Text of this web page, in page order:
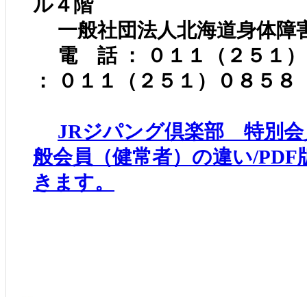
ル４階
一般社団法人北海道身体障
電 話 ： ０１１（２５１
： ０１１（２５１）０８５８
JRジパング倶楽部 特別会
般会員（健常者）の違い/
きます。